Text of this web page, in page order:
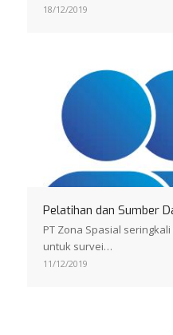
18/12/2019
Pelatihan dan Sumber
PT Zona Spasial
untuk survei…
11/12/2019